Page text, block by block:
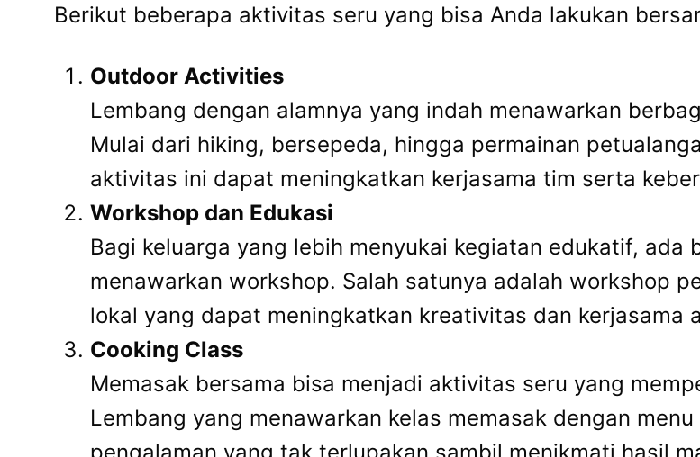
Berikut beberapa aktivitas seru yang bisa Anda lakukan
Outdoor Activities
Lembang dengan alamnya yang indah menawarkan
Mulai dari hiking, bersepeda, hingga permainan
aktivitas ini dapat meningkatkan kerjasama tim serta
Workshop dan Edukasi
Bagi keluarga yang lebih menyukai kegiatan edukatif, ada
menawarkan workshop. Salah satunya adalah workshop
lokal yang dapat meningkatkan kreativitas dan kerjasama
Cooking Class
Memasak bersama bisa menjadi aktivitas seru yang
Lembang yang menawarkan kelas memasak dengan